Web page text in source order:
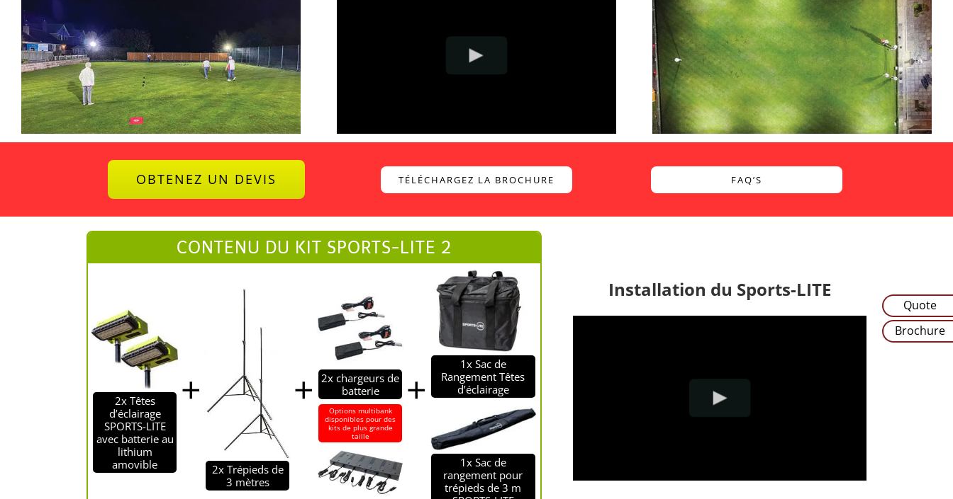
OBTENEZ UN DEVIS TÉLÉCHARGEZ LA BROCHURE FAQ’S
CONTENU DU KIT SPORTS-LITE 2
2x Têtes
d’éclairage
SPORTS-LITE
avec batterie au
lithium
amovible
2x Trépieds de
3 mètres
2x chargeurs de
batterie
Options multibank
disponibles pour des
kits de plus grande
taille
1x Sac de
Rangement Têtes
d’éclairage
1x Sac de
rangement pour
trépieds de 3 m
Installation du Sports-LITE
Quote
Brochure